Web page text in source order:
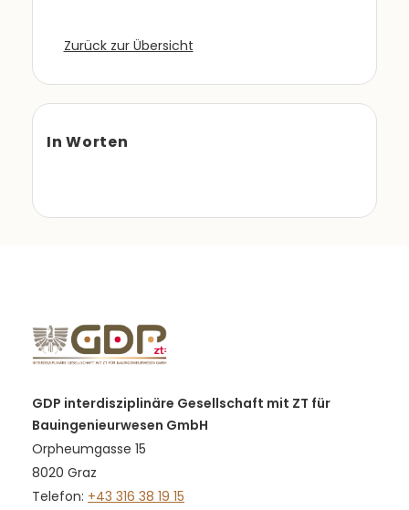
Zurück zur Übersicht
In Worten
GDP interdisziplinäre Gesellschaft mit ZT für
Bauingenieurwesen GmbH
Orpheumgasse 15
8020 Graz
Telefon: +43 316 38 19 15